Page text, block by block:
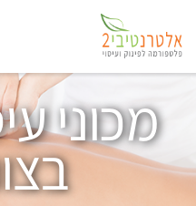
מכוני